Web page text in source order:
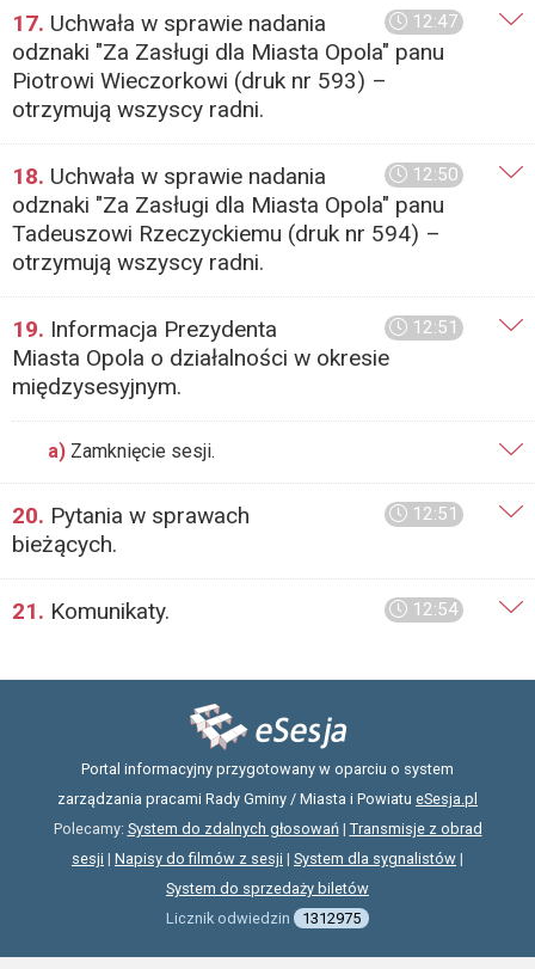
12:47
17. Uchwała w sprawie nadania
odznaki "Za Zasługi dla Miasta Opola" panu
Piotrowi Wieczorkowi (druk nr 593) –
otrzymują wszyscy radni.
12:50
18. Uchwała w sprawie nadania
odznaki "Za Zasługi dla Miasta Opola" panu
Tadeuszowi Rzeczyckiemu (druk nr 594) –
otrzymują wszyscy radni.
12:51
19. Informacja Prezydenta
Miasta Opola o działalności w okresie
międzysesyjnym.
a) Zamknięcie sesji.
12:51
20. Pytania w sprawach
bieżących.
12:54
21. Komunikaty.
Portal informacyjny przygotowany w oparciu o system
zarządzania pracami Rady Gminy / Miasta i Powiatu eSesja.pl
Polecamy: System do zdalnych głosowań| Transmisje z obrad
sesji | Napisy do filmów z sesji | System dla sygnalistów |
System do sprzedaży biletów
Licznik odwiedzin
1312975